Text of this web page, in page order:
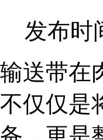
发布时
送带在
仅仅是